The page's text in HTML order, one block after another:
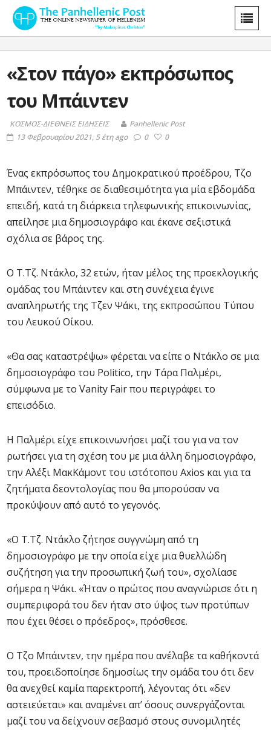
«Στον πάγο» εκπρόσωπος
του Μπάιντεν
ΚΟΣΜΟΣ-ΔΙΕΘΝΕΙΣ ΕΙΔΗΣΕΙΣ
Panhellenic Post
13 Φεβρουαρίου 2021, 5 έτη ago
0 0
Ένας εκπρόσωπος του Δημοκρατικού προέδρου, Τζο
Μπάιντεν, τέθηκε σε διαθεσιμότητα για μία εβδομάδα
επειδή, κατά τη διάρκεια τηλεφωνικής επικοινωνίας,
απείλησε μια δημοσιογράφο και έκανε σεξιστικά
σχόλια σε βάρος της.
Ο Τ.Τζ. Ντάκλο, 32 ετών, ήταν μέλος της προεκλογικής
ομάδας του Μπάιντεν και στη συνέχεια έγινε
αναπληρωτής της Τζεν Ψάκι, της εκπροσώπου Τύπου
του Λευκού Οίκου.
«Θα σας καταστρέψω» φέρεται να είπε ο Ντάκλο σε μια
δημοσιογράφο του Politico, την Τάρα Παλμέρι,
σύμφωνα με το Vanity Fair που περιγράφει το
επεισόδιο.
Η Παλμέρι είχε επικοινωνήσει μαζί του για να τον
ρωτήσει για τη σχέση του με μια άλλη δημοσιογράφο,
την Αλέξι ΜακΚάμοντ του ιστότοπου Axios και για τα
ζητήματα δεοντολογίας που θα μπορούσαν να
προκύψουν από αυτό το γεγονός.
«Ο Τ.Τζ. Ντάκλο ζήτησε συγγνώμη από τη
δημοσιογράφο με την οποία είχε μια θυελλώδη
συζήτηση για την προσωπική ζωή του», σχολίασε
σήμερα η Ψάκι. «Ήταν ο πρώτος που αναγνώρισε ότι η
συμπεριφορά του δεν ήταν στο ύψος των προτύπων
που έχει θέσει ο πρόεδρος», πρόσθεσε.
Ο Τζο Μπάιντεν, την ημέρα που ανέλαβε τα καθήκοντά
του, προειδοποίησε δημοσίως την ομάδα του ότι δεν
θα ανεχθεί καμία παρεκτροπή, λέγοντας ότι «δεν
αστειεύεται» και αναμένει απ’ όσους συνεργάζονται
μαζί του να δείχνουν σεβασμό στους συνομιλητές